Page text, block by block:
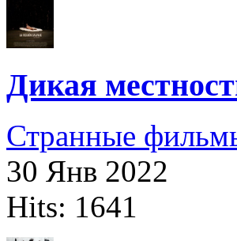
Дикая
Странные
30 Янв 2022
Hits: 1641